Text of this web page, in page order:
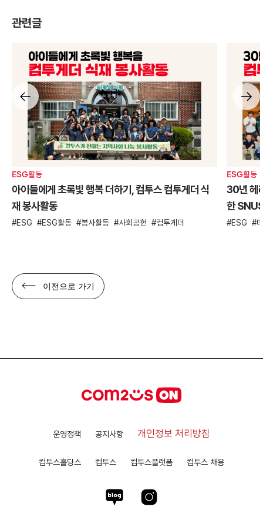
관련글
ESG활동
아이들에게 초록빛 행복 더하기, 컴투스 컴투게더 식
재 봉사활동
ESG ESG활동 봉사활동 사회공헌 컴투게더
ESG활동
30년 헤
한
ESG
이전으로 가기
운영정책 공지사항 개인정보 처리방침
컴투스홀딩스 컴투스 컴투스플랫폼 컴투스 채용